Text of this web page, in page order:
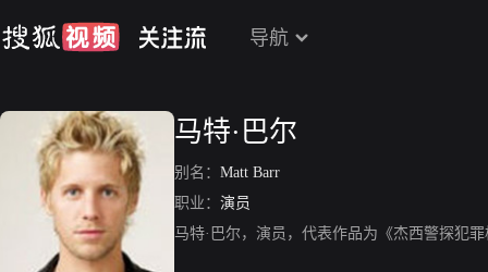
导航
马特·巴尔
别名： Matt Barr
职业： 演员
马特·巴尔，演员，代表作品为《杰西警探犯